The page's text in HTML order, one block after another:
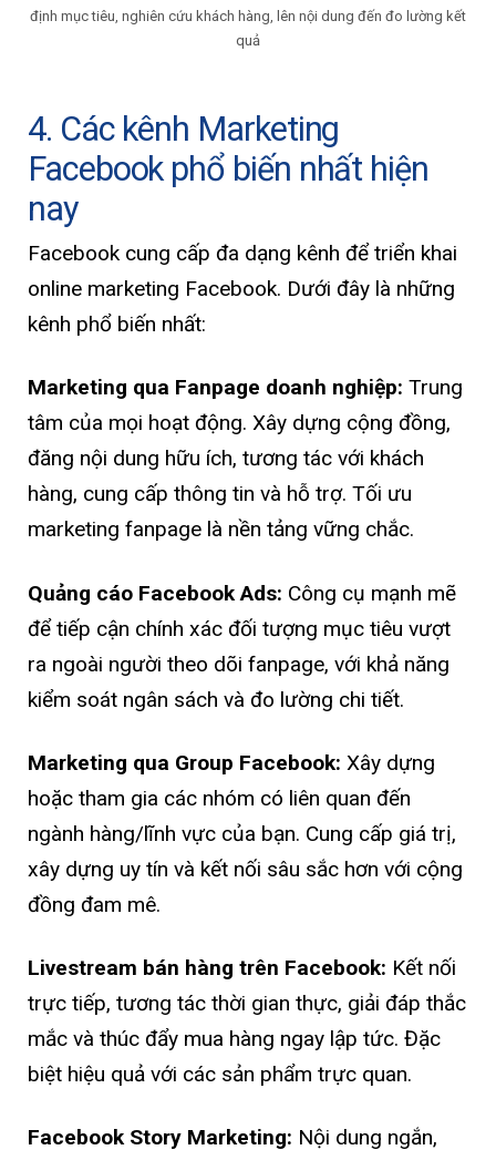
định mục tiêu, nghiên cứu khách hàng, lên nội dung đến đo lường kết
quả
4. Các kênh Marketing
Facebook phổ biến nhất hiện
nay
Facebook cung cấp đa dạng kênh để triển khai
online marketing Facebook. Dưới đây là những
kênh phổ biến nhất:
Marketing qua Fanpage doanh nghiệp: Trung
tâm của mọi hoạt động. Xây dựng cộng đồng,
đăng nội dung hữu ích, tương tác với khách
hàng, cung cấp thông tin và hỗ trợ. Tối ưu
marketing fanpage là nền tảng vững chắc.
Quảng cáo Facebook Ads: Công cụ mạnh mẽ
để tiếp cận chính xác đối tượng mục tiêu vượt
ra ngoài người theo dõi fanpage, với khả năng
kiểm soát ngân sách và đo lường chi tiết.
Marketing qua Group Facebook: Xây dựng
hoặc tham gia các nhóm có liên quan đến
ngành hàng/lĩnh vực của bạn. Cung cấp giá trị,
xây dựng uy tín và kết nối sâu sắc hơn với cộng
đồng đam mê.
Livestream bán hàng trên Facebook: Kết nối
trực tiếp, tương tác thời gian thực, giải đáp thắc
mắc và thúc đẩy mua hàng ngay lập tức. Đặc
biệt hiệu quả với các sản phẩm trực quan.
Facebook Story Marketing: Nội dung ngắn,